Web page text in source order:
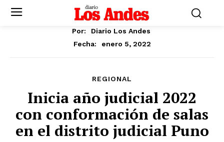
Por:
Diario Los Andes
Fecha:
enero 5, 2022
REGIONAL
Inicia año judicial 2022
con conformación de salas
en el distrito judicial Puno